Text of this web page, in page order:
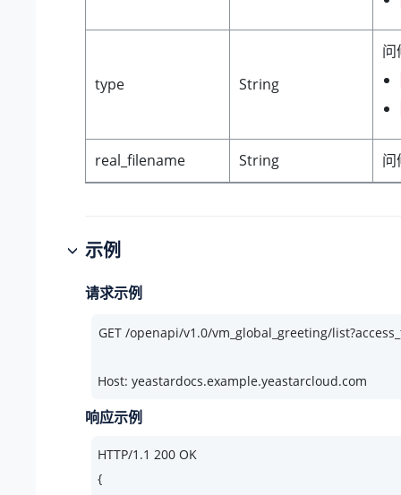
type String
问
real_filename String 问
示例
请求示例
Host: yeastardocs.example.yeastarcloud.com
响应示例
HTTP/1.1 200 OK
{